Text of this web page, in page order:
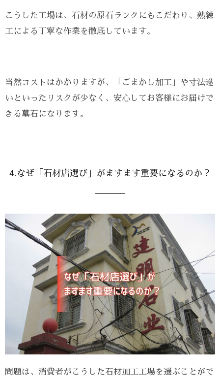
こうした工場は、石材の原石ランクにもこだわり、熟練
工による丁寧な作業を徹底しています。
当然コストはかかりますが、「ごまかし加工」や寸法違
いといったリスクが少なく、安心してお客様にお届けで
きる墓石になります。
4.なぜ「石材店選び」がますます重要になるのか？
問題は、消費者がこうした石材加工工場を選ぶことがで